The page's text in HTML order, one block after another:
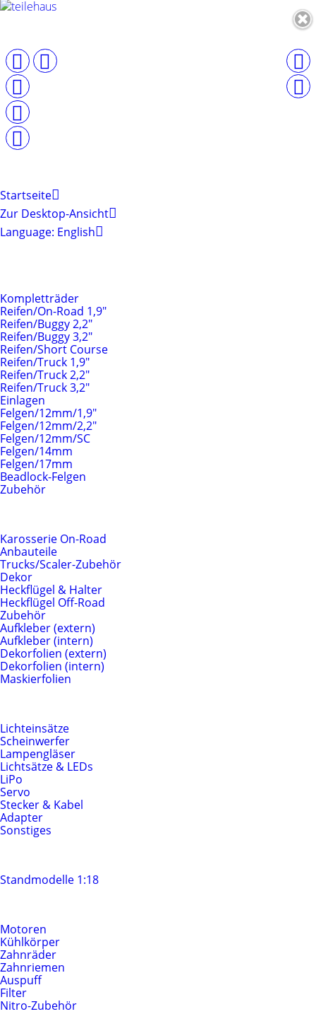
Startseite
Zur Desktop-Ansicht
Language: English
Kompletträder
Reifen/On-Road 1,9"
Reifen/Buggy 2,2"
Reifen/Buggy 3,2"
Reifen/Short Course
Reifen/Truck 1,9"
Reifen/Truck 2,2"
Reifen/Truck 3,2"
Einlagen
Felgen/12mm/1,9"
Felgen/12mm/2,2"
Felgen/12mm/SC
Felgen/14mm
Felgen/17mm
Beadlock-Felgen
Zubehör
Karosserie On-Road
Anbauteile
Trucks/Scaler-Zubehör
Dekor
Heckflügel & Halter
Heckflügel Off-Road
Zubehör
Aufkleber (extern)
Aufkleber (intern)
Dekorfolien (extern)
Dekorfolien (intern)
Maskierfolien
Lichteinsätze
Scheinwerfer
Lampengläser
Lichtsätze & LEDs
LiPo
Servo
Stecker & Kabel
Adapter
Sonstiges
Standmodelle 1:18
Motoren
Kühlkörper
Zahnräder
Zahnriemen
Auspuff
Filter
Nitro-Zubehör